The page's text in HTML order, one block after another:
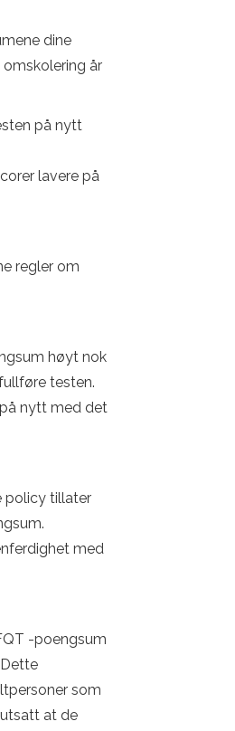
dine
år
på nytt
lavere på
regler om
høyt nok
testen.
nytt med det
policy tillater
med
-poengsum
som
at de